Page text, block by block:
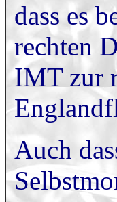
dass es
rechten
IMT zur
Auch